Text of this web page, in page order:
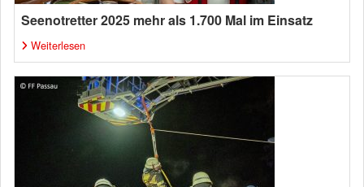
Seenotretter 2025 mehr als 1.700 Mal im Einsatz
Weiterlesen